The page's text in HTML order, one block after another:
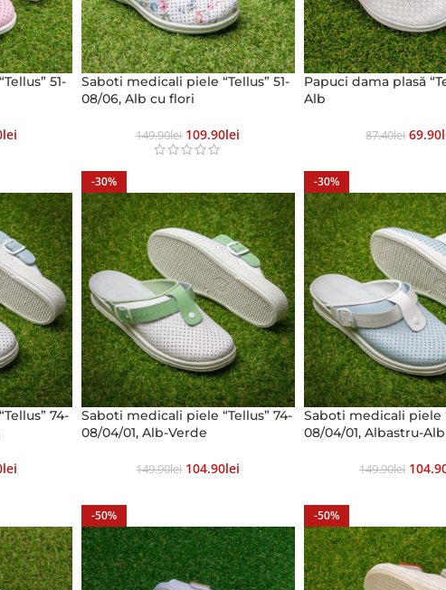
51-
Lei
Saboti medicali piele “Tellus” 51-
08/06, Alb cu flori
149.90Lei 109.90Lei
Papuci dama plasă
Alb
87.40Lei 69.90
74-
Lei
-30%
Saboti medicali piele “Tellus” 74-
08/04/01, Alb-Verde
149.90Lei 104.90Lei
-30%
Saboti medicali piele
08/04/01, Albastru-Alb
149.90Lei
-50% -50%